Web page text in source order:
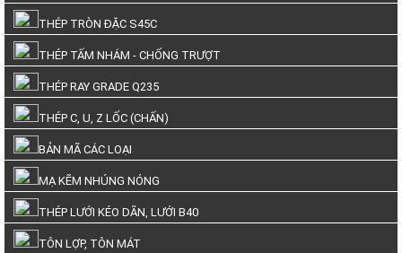
THÉP TRÒN ĐẶC S45C
THÉP TẤM NHÁM - CHỐNG TRƯỢT
THÉP RAY GRADE Q235
THÉP C, U, Z LỐC (CHẤN)
BẢN MÃ CÁC LOẠI
MẠ KẼM NHÚNG NÓNG
THÉP LƯỚI KÉO DÃN, LƯỚI B40
TÔN LỢP, TÔN MÁT